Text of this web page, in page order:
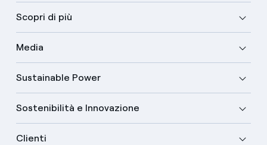
Scopri di più
Media
Sustainable Power
Sostenibilità e Innovazione
Clienti